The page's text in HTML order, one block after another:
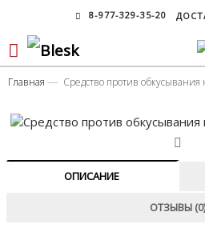
8-977-329-35-20
Главная Средство против обкусывания
ОПИСАНИЕ
ОТЗЫВЫ (0)